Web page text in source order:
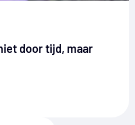
door tijd, maar